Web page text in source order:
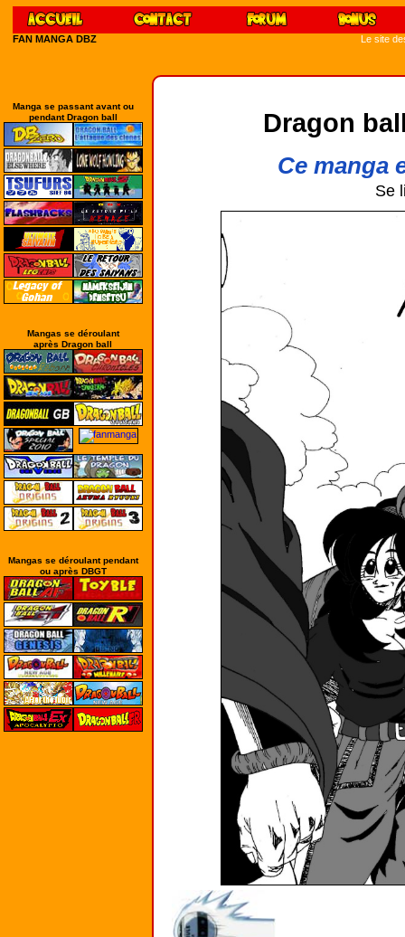
FAN MANGA DBZ Le site
Manga se passant avant ou
pendant Dragon ball
Mangas se déroulant
après Dragon ball
Mangas se déroulant pendant
ou après DBGT
Dragon
Ce manga
Se